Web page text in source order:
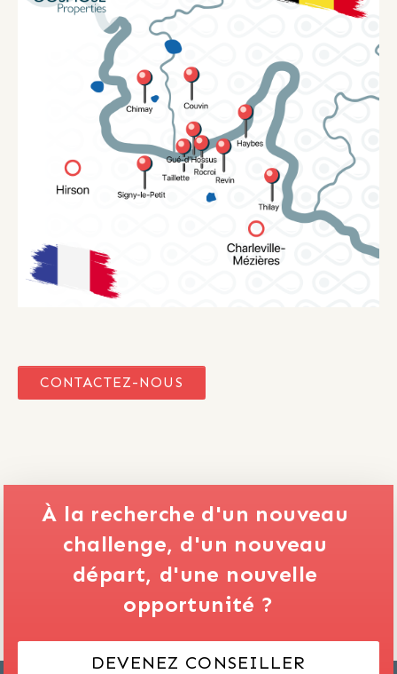
CONTACTEZ-NOUS
À la recherche d'un nouveau
challenge, d'un nouveau
départ, d'une nouvelle
opportunité ?
DEVENEZ CONSEILLER